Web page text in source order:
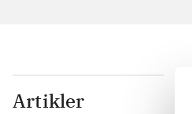
Artikler